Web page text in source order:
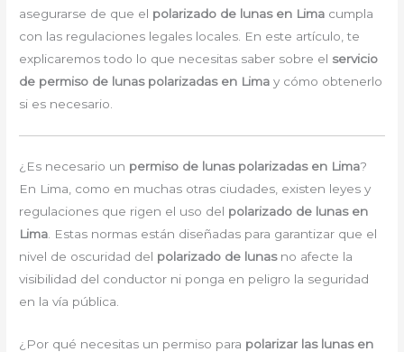
asegurarse de que el polarizado de lunas en Lima cumpla
con las regulaciones legales locales. En este artículo, te
explicaremos todo lo que necesitas saber sobre el servicio
de permiso de lunas polarizadas en Lima y cómo obtenerlo
si es necesario.
¿Es necesario un permiso de lunas polarizadas en Lima?
En Lima, como en muchas otras ciudades, existen leyes y
regulaciones que rigen el uso del polarizado de lunas en
Lima . Estas normas están diseñadas para garantizar que el
nivel de oscuridad del polarizado de lunasno afecte la
visibilidad del conductor ni ponga en peligro la seguridad
en la vía pública.
¿Por qué necesitas un permiso para polarizar las lunas en